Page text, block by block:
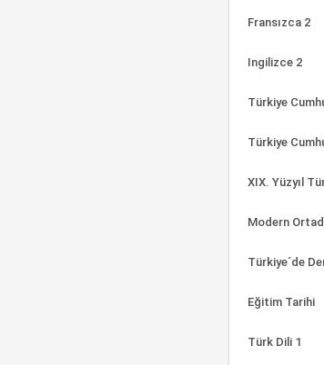
Fransızca 2
Ingilizce 2
Türkiye
Türkiye
XIX. Yüzyıl
Modern
Türkiye´de
Eğitim Tarihi
Türk Dili 1